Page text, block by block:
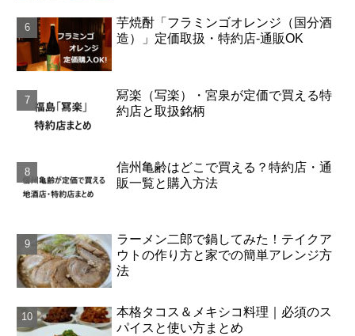
芋焼酎「フラミンゴオレンジ（国分酒
造）」定価取扱・特約店-通販OK
冩楽（写楽）・宮泉が定価で買える特
約店と取扱銘柄
信州亀齢はどこで買える？特約店・通
販一覧と購入方法
ラーメン二郎で鍋してみた！テイクア
ウトの作り方と家での簡単アレンジ方
法
本格タコス＆メキシコ料理｜必須のス
パイスと使い方まとめ